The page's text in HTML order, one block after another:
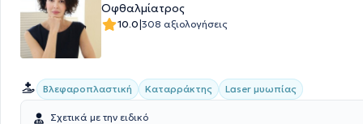
Οφθαλμίατρος
10.0|308 αξιολογήσεις
Βλεφαροπλαστική Καταρράκτης Laser μυωπίας
Σχετικά με την ειδικό